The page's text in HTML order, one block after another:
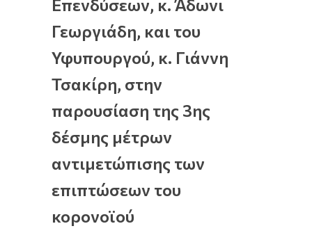
Επενδύσεων, κ. Άδωνι
Γεωργιάδη, και του
Υφυπουργού, κ. Γιάννη
Τσακίρη, στην
παρουσίαση της 3ης
δέσμης μέτρων
αντιμετώπισης των
επιπτώσεων του
κορονοϊού